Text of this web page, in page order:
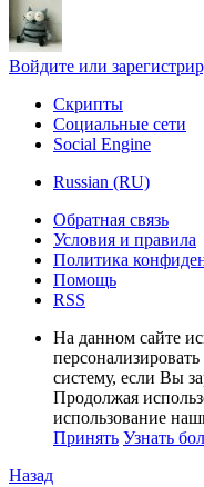
Войдите или
Скрипты
Социальные сети
Social Engine
Russian (RU)
Обратная связь
Условия и правила
Политика
Помощь
RSS
На данном сайте
систему, если Вы
Продолжая
использование
Принять Узнать
Назад